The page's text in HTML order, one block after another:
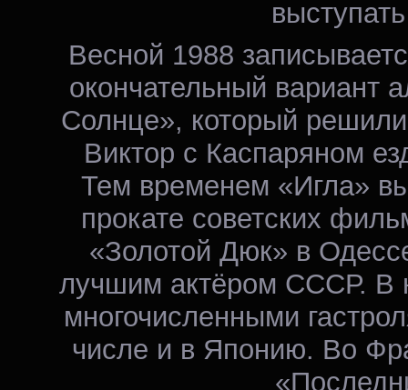
Весной 1988
окончательный вариант
Солнце», который
Виктор с Каспаряном
Тем временем «Игла»
прокате советских
«Золотой Дюк» в
лучшим актёром СССР. В
многочисленными
числе и в Японию. Во